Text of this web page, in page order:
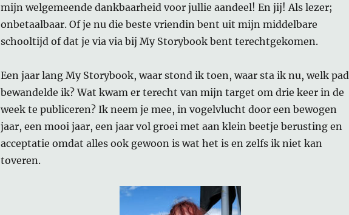
mijn welgemeende dankbaarheid voor jullie aandeel! En jij! Als lezer;
onbetaalbaar. Of je nu die beste vriendin bent uit mijn middelbare
schooltijd of dat je via via bij My Storybook bent terechtgekomen.
Een jaar lang My Storybook, waar stond ik toen, waar sta ik nu, welk pad
bewandelde ik? Wat kwam er terecht van mijn target om drie keer in de
week te publiceren? Ik neem je mee, in vogelvlucht door een bewogen
jaar, een mooi jaar, een jaar vol groei met aan klein beetje berusting en
acceptatie omdat alles ook gewoon is wat het is en zelfs ik niet kan
toveren.